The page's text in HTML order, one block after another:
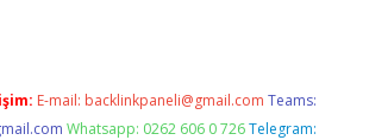
E-mail: backlinkpaneli@gmail.com Teams:
Whatsapp: 0262 606 0 726 Telegram: